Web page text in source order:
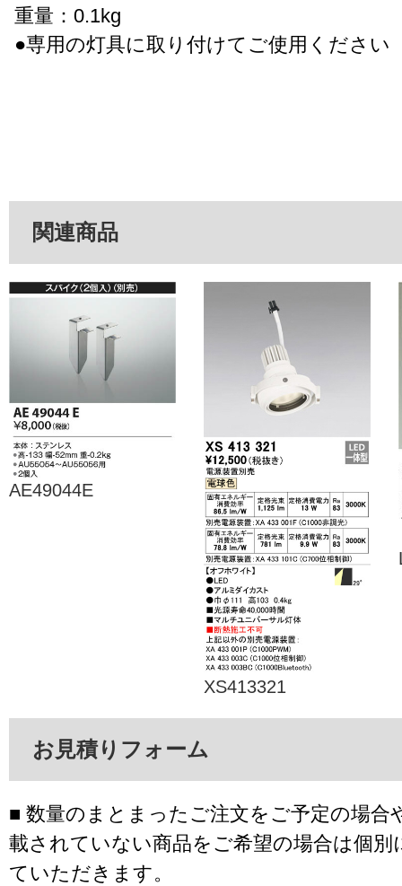
重量：0.1kg
●専用の灯具に取り付けてご使用ください
関連商品
AE49044E
XS413321
お見積りフォーム
■ 数量のまとまったご注文をご予定の場合
載されていない商品をご希望の場合は個別
ていただきます。